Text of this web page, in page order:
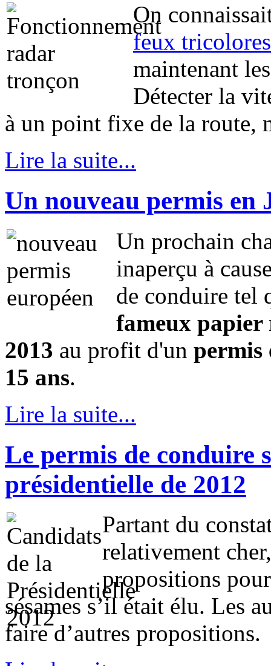
On
feux tricolores
maintenant
Détecter la
à un point fixe de la route,
Lire la suite...
Un nouveau permis en
Un prochain
inaperçu à
de conduire tel
fameux papier
2013 au profit d'un permis
15 ans.
Lire la suite...
Le permis de conduire
présidentielle de 2012
Partant du
relativement
propositions
sésames s’il était élu. Les
faire d’autres propositions.